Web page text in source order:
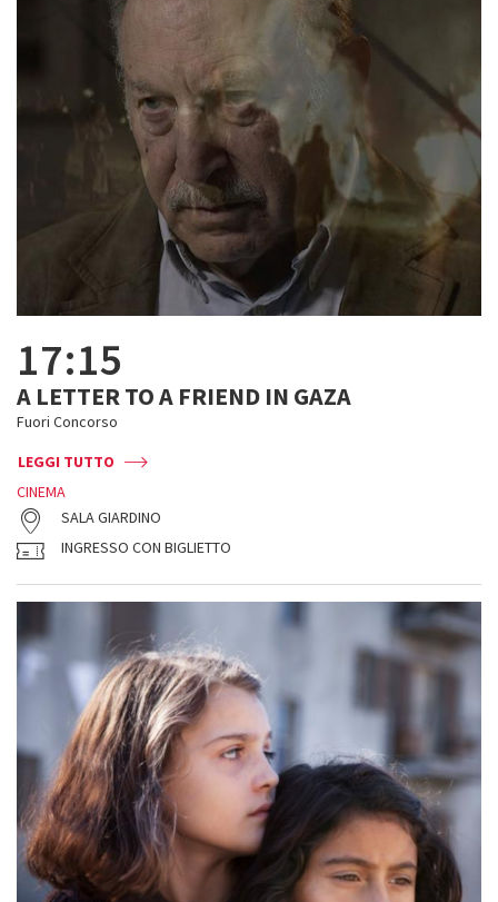
17:15
A LETTER TO A FRIEND IN GAZA
Fuori Concorso
LEGGI TUTTO
CINEMA
SALA GIARDINO
INGRESSO CON BIGLIETTO